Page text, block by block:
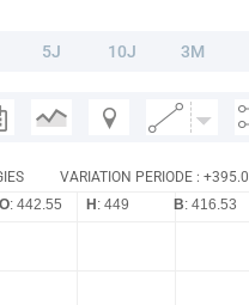
5J 10J 3M
VARIATION PERIODE :
O: 442.55 H : 449 B: 416.53